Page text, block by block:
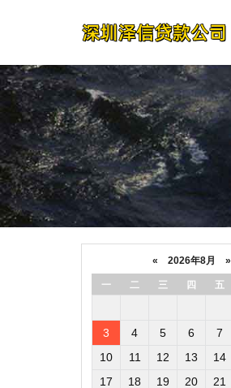
« 2026年8月 »
一 二 三 四 五
3
4 5 6 7
10
11 12 13 14
17
18 19 20 21